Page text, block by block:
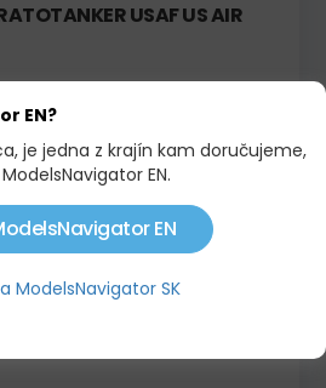
USAF US AIR
Novinka!
EN?
je jedna z krajín kam doručujeme,
EN.
EN
ModelsNavigator SK